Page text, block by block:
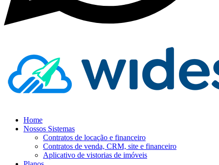
Home
Nossos Sistemas
Contratos de locação e financeiro
Contratos de venda, CRM, site e financeiro
Aplicativo de vistorias de imóveis